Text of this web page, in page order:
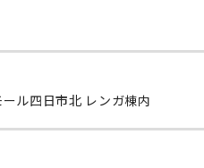
ル四日市北 レンガ棟内